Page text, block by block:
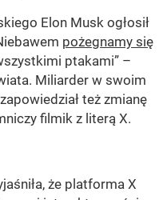
Elon Musk ogłosił
pożegnamy się
ptakami” –
Miliarder w swoim
też zmianę
filmik z literą X.
że platforma X